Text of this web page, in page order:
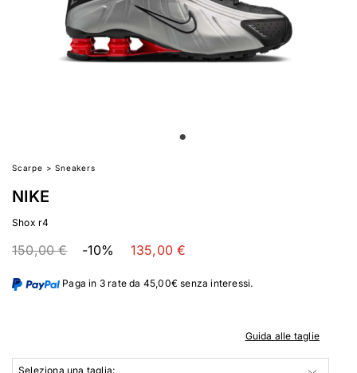
Scarpe >Sneakers
NIKE
Shox r4
150,00 € -10% 135,00 €
Paga in 3 rate da 45,00€ senza interessi.
Guida alle taglie
Seleziona una taglia: